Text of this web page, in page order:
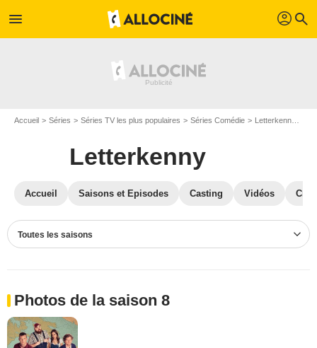
menu profil search
Accueil Séries Séries TV les plus populaires Séries Comédie Letterkenny
Letterkenny
Accueil Saisons et Episodes Casting Vidéos
Toutes les saisons
Photos de la saison 8